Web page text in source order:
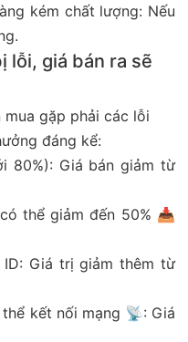
kém chất lượng: Nếu
lỗi, giá bán ra sẽ
mua gặp phải các lỗi
đáng kể:
80%): Giá bán giảm từ
thể giảm đến 50% 📥
Giá trị giảm thêm từ
kết nối mạng 📡: Giá